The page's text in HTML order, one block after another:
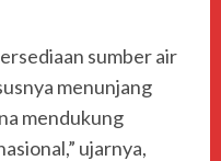
sumber air
menunjang
mendukung
ujarnya,